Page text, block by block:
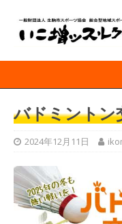
バドミントン
2024年12月11日